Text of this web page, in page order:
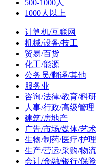
500-1000人
1000人以上
计算机/互联网
机械/设备/技工
贸易/百货
化工/能源
公务员/翻译/其他
服务业
咨询/法律/教育/科研
人事/行政/高级管理
建筑/房地产
广告/市场/媒体/艺术
生物/制药/医疗/护理
生产/营运/采购/物流
会计/金融/银行/保险